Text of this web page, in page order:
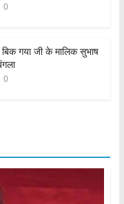
0
गया जी के मालिक सुभाष
0